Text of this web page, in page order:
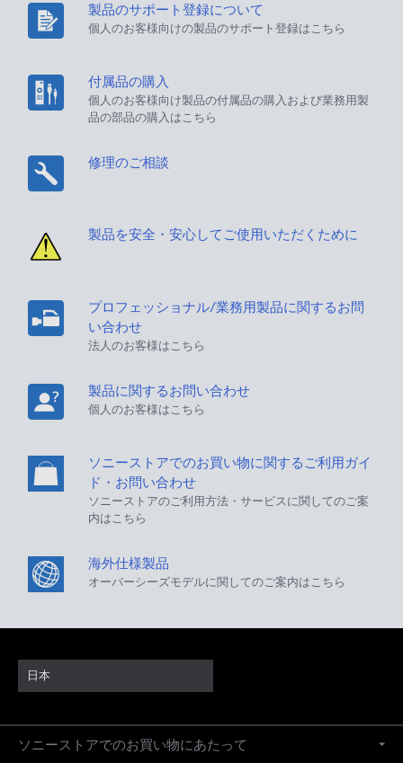
製品のサポート登録について
個人のお客様向けの製品のサポート登録はこちら
付属品の購入
個人のお客様向け製品の付属品の購入および業務用製
品の部品の購入はこちら
修理のご相談
製品を安全・安心してご使用いただくために
プロフェッショナル/業務用製品に関するお問
い合わせ
法人のお客様はこちら
製品に関するお問い合わせ
個人のお客様はこちら
ソニーストアでのお買い物に関するご利用ガイ
ド・お問い合わせ
ソニーストアのご利用方法・サービスに関してのご案
内はこちら
海外仕様製品
オーバーシーズモデルに関してのご案内はこちら
日本
ソニーストアでのお買い物にあたって